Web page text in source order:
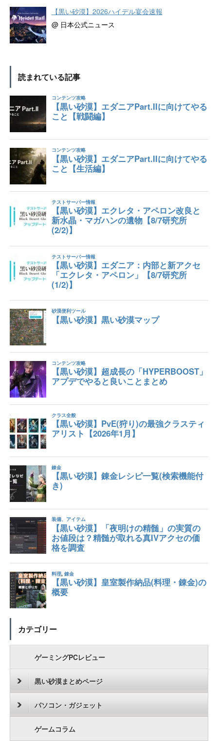
【黒い砂漠】2026ハイデル宴会速報
@ 日本公式ニュース
読まれている記事
カテゴリー
ゲーミングPCレビュー
黒い砂漠まとめページ
パソコン・ガジェット
ゲームコラム